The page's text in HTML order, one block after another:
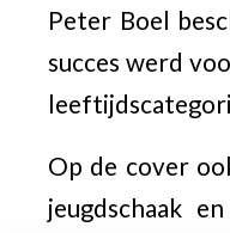
Peter Boel
succes werd
Op de cover
jeugdschaak